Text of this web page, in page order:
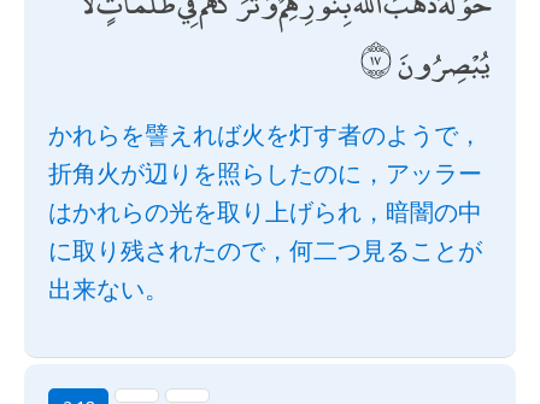
يُبْصِرُونَ
かれらを譬えれば火を灯す者のようで，
折角火が辺りを照らしたのに，アッラー
はかれらの光を取り上げられ，暗闇の中
に取り残されたので，何二つ見ることが
出来ない。